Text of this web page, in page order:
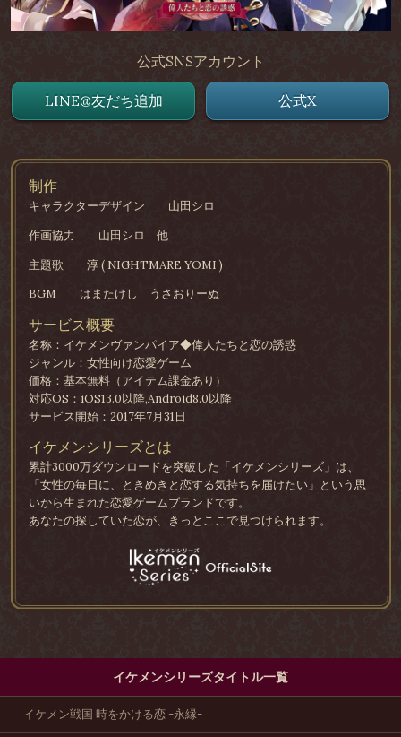
公式SNSアカウント
LINE@友だち追加 公式X
制作
キャラクターデザイン
山田シロ
作画協力
山田シロ 他
主題歌
淳 ( NIGHTMARE YOMI )
BGM
はまたけし うさおりーぬ
サービス概要
名称：イケメンヴァンパイア◆偉人たちと恋の誘惑
ジャンル：女性向け恋愛ゲーム
価格：基本無料（アイテム課金あり）
対応OS：iOS13.0以降,Android8.0以降
サービス開始：2017年7月31日
イケメンシリーズとは
累計3000万ダウンロードを突破した「イケメンシリーズ」は、
「女性の毎日に、ときめきと恋する気持ちを届けたい」という思
いから生まれた恋愛ゲームブランドです。
あなたの探していた恋が、きっとここで見つけられます。
イケメンシリーズタイトル一覧
イケメン戦国 時をかける恋 -永縁-